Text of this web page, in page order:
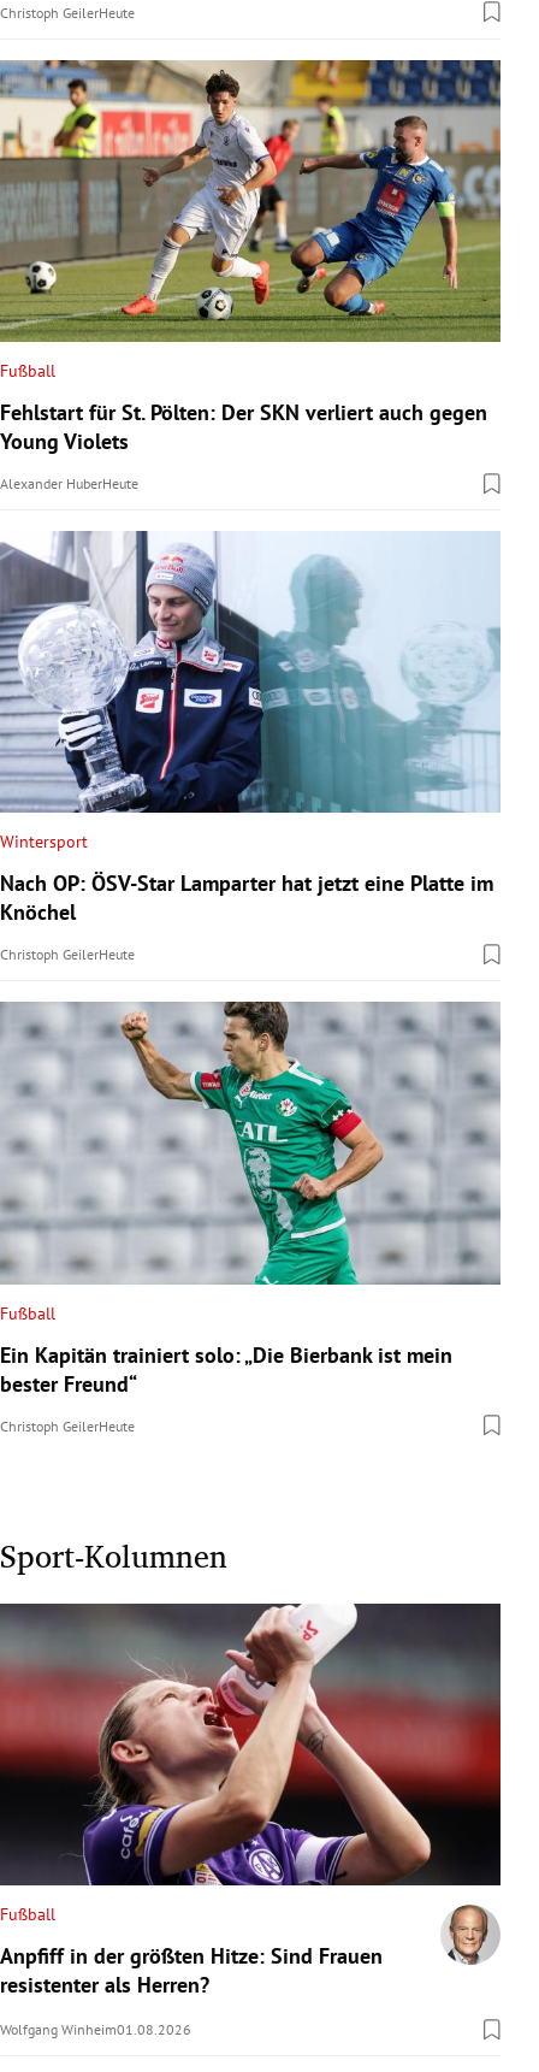
Christoph GeilerHeute
Fußball
Fehlstart für St. Pölten: Der SKN verliert auch gegen
Young Violets
Alexander HuberHeute
Wintersport
Nach OP: ÖSV-Star Lamparter hat jetzt eine Platte im
Knöchel
Christoph GeilerHeute
Fußball
Ein Kapitän trainiert solo: „Die Bierbank ist mein
bester Freund“
Christoph GeilerHeute
Sport-Kolumnen
Fußball
Anpfiff in der größten Hitze: Sind Frauen
resistenter als Herren?
Wolfgang Winheim01.08.2026